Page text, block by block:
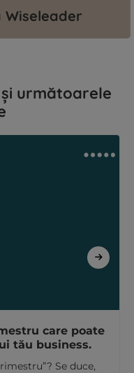
Wiseleader
următoarele
care poate
tău business.
Se duce,